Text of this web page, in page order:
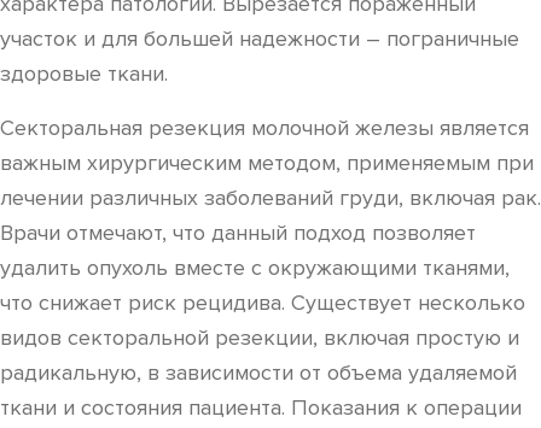
участок и для большей надежности – пограничные
здоровые ткани.
Секторальная резекция молочной железы является
важным хирургическим методом, применяемым при
лечении различных заболеваний груди, включая рак.
Врачи отмечают, что данный подход позволяет
удалить опухоль вместе с окружающими тканями,
что снижает риск рецидива. Существует несколько
видов секторальной резекции, включая простую и
радикальную, в зависимости от объема удаляемой
ткани и состояния пациента. Показания к операции